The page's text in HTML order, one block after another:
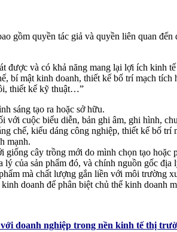
gồm quyền tác giả và quyền liên quan
được và có khả năng mang lại lợi ích kinh
bí mật kinh doanh, thiết kế bố trí mạch
thiết kế kỹ thuật…”
sáng tạo ra hoặc sở hữu.
với cuộc biểu diễn, bản ghi âm, ghi hình,
chế, kiểu dáng công nghiệp, thiết kế bố
mạnh.
cây trồng mới do mình chọn tạo hoặc
của sản phẩm đó, và chính nguồn gốc
mà chất lượng gắn liền với môi trường
doanh để phân biệt chủ thể kinh
doanh nghiệp trong nền kinh tế thị